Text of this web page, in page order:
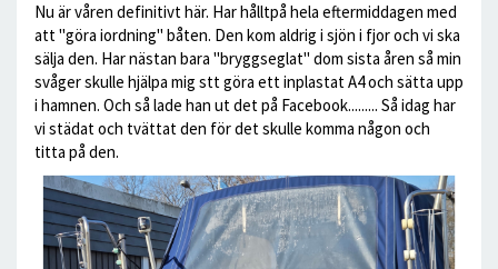
Nu är våren definitivt här. Har hålltpå hela eftermiddagen med
att "göra iordning" båten. Den kom aldrig i sjön i fjor och vi ska
sälja den. Har nästan bara "bryggseglat" dom sista åren så min
svåger skulle hjälpa mig stt göra ett inplastat A4 och sätta upp
i hamnen. Och så lade han ut det på Facebook......... Så idag har
vi städat och tvättat den för det skulle komma någon och
titta på den.